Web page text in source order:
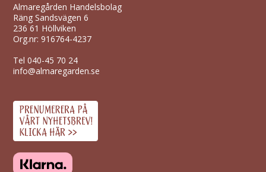
Almaregården Handelsbolag
Räng Sandsvägen 6
236 61 Höllviken
Org.nr: 916764-4237
Tel040-45 70 24
info@almaregarden.se